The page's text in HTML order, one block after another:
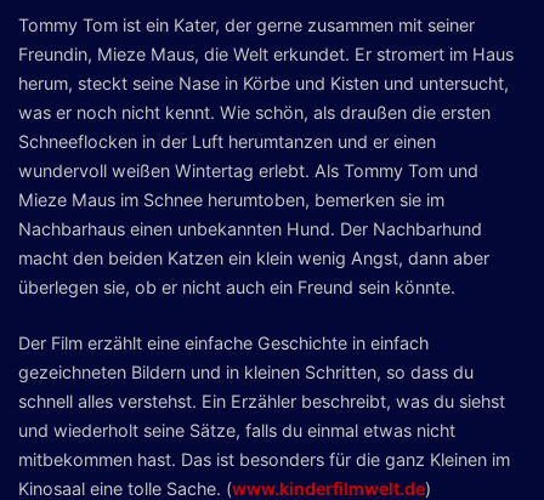
Tommy Tom ist ein Kater, der gerne zusammen mit seiner
Freundin, Mieze Maus, die Welt erkundet. Er stromert im Haus
herum, steckt seine Nase in Körbe und Kisten und untersucht,
was er noch nicht kennt. Wie schön, als draußen die ersten
Schneeflocken in der Luft herumtanzen und er einen
wundervoll weißen Wintertag erlebt. Als Tommy Tom und
Mieze Maus im Schnee herumtoben, bemerken sie im
Nachbarhaus einen unbekannten Hund. Der Nachbarhund
macht den beiden Katzen ein klein wenig Angst, dann aber
überlegen sie, ob er nicht auch ein Freund sein könnte.
Der Film erzählt eine einfache Geschichte in einfach
gezeichneten Bildern und in kleinen Schritten, so dass du
schnell alles verstehst. Ein Erzähler beschreibt, was du siehst
und wiederholt seine Sätze, falls du einmal etwas nicht
mitbekommen hast. Das ist besonders für die ganz Kleinen im
Kinosaal eine tolle Sache. (www.kinderfilmwelt.de)